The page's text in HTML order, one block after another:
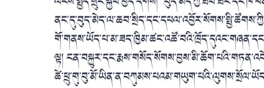
ལྟ།